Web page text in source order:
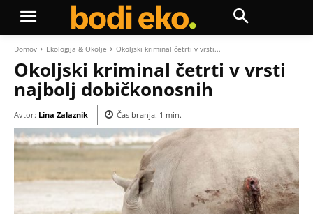
Domov Ekologija & Okolje Okoljski kriminal četrti v vrsti...
Okoljski kriminal četrti v vrsti
najbolj dobičkonosnih
Avtor: Lina Zalaznik Čas branja: 1 min.